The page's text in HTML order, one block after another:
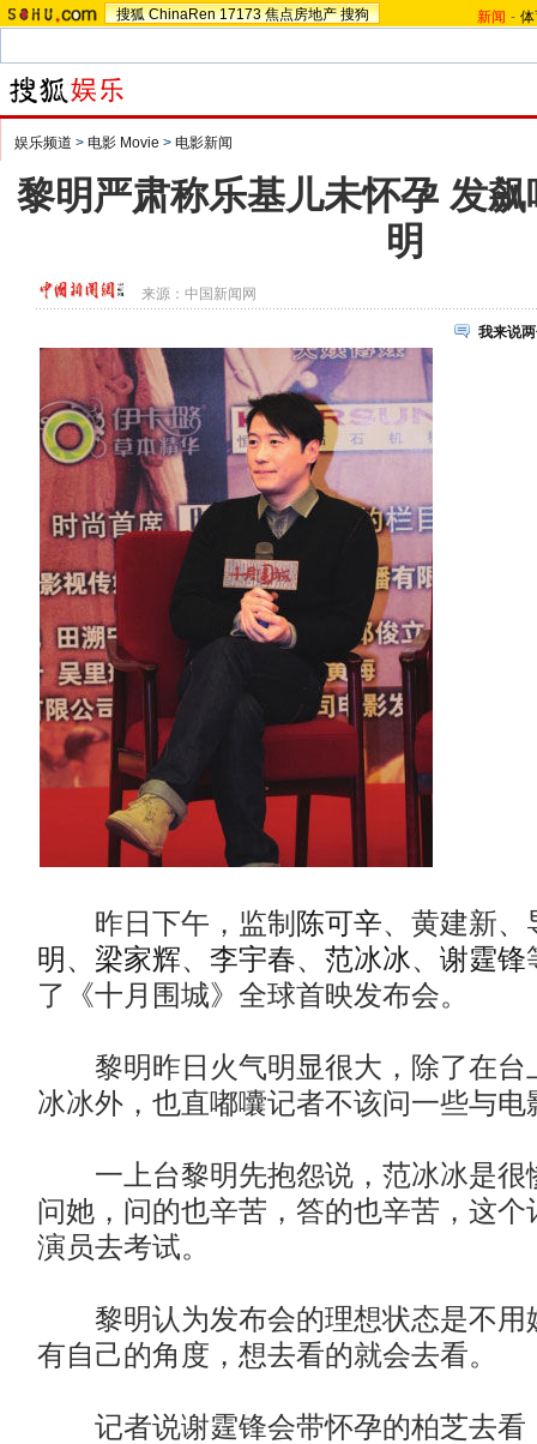
搜狐 ChinaRen 17173 焦点房地产 搜狗 新闻 -
娱乐频道 > 电影 Movie > 电影新闻
黎明严肃称乐基儿未怀孕 发
明
来源： 中国新闻网
我来说
昨日下午，监制 陈可辛、黄建新、
明 、 梁家辉、 李宇春、 范冰冰、 谢霆锋
了《十月围城》全球首映发布会。
黎明昨日火气明显很大，除了在台
冰冰外，也直嘟囔记者不该问一些与电
一上台黎明先抱怨说，范冰冰是很
问她，问的也辛苦，答的也辛苦，这个
演员去考试。
黎明认为发布会的理想状态是不用
有自己的角度，想去看的就会去看。
记者说谢霆锋会带怀孕的柏芝去看